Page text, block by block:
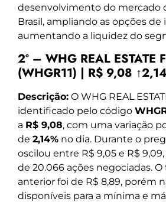
desenvolvimento do mercado
Brasil, ampliando as opções
aumentando a liquidez do
2º – WHG REAL ESTATE
(WHGR11) | R$ 9,08
Descrição: O WHG REAL
identificado pelo código
a R$ 9,08, com uma variação
de 2,14% no dia. Durante o
oscilou entre R$ 9,05 e R$
de 20.066 ações negociadas.
anterior foi de R$ 8,89, porém
disponíveis para a mínima e